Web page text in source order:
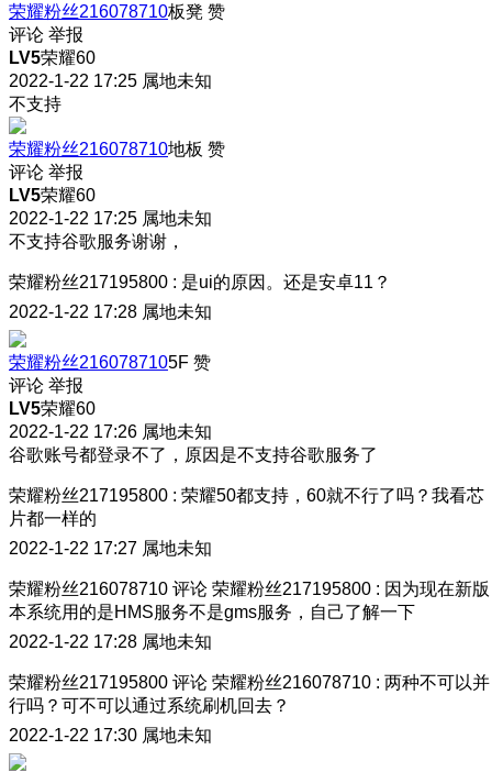
荣耀粉丝216078710板凳 赞
评论 举报
LV5荣耀60
2022-1-22 17:25 属地未知
不支持
荣耀粉丝216078710地板 赞
评论 举报
LV5荣耀60
2022-1-22 17:25 属地未知
不支持谷歌服务谢谢，
荣耀粉丝217195800 : 是ui的原因。还是安卓11？
2022-1-22 17:28 属地未知
荣耀粉丝2160787105F 赞
评论 举报
LV5荣耀60
2022-1-22 17:26 属地未知
谷歌账号都登录不了，原因是不支持谷歌服务了
荣耀粉丝217195800 : 荣耀50都支持，60就不行了吗？我看芯
片都一样的
2022-1-22 17:27 属地未知
荣耀粉丝216078710 评论 荣耀粉丝217195800 : 因为现在新版
本系统用的是HMS服务不是gms服务，自己了解一下
2022-1-22 17:28 属地未知
荣耀粉丝217195800 评论 荣耀粉丝216078710 : 两种不可以并
行吗？可不可以通过系统刷机回去？
2022-1-22 17:30 属地未知